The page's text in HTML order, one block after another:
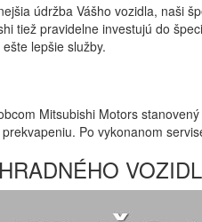
údržba Vášho vozidla, naši
tiež pravidelne investujú do
lepšie služby.
Mitsubishi Motors
Po vykonanom